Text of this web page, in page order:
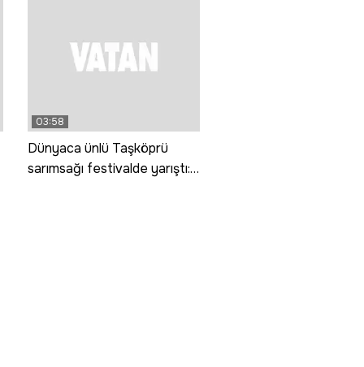
03:58
Dünyaca ünlü Taşköprü
sarımsağı festivalde yarıştı: